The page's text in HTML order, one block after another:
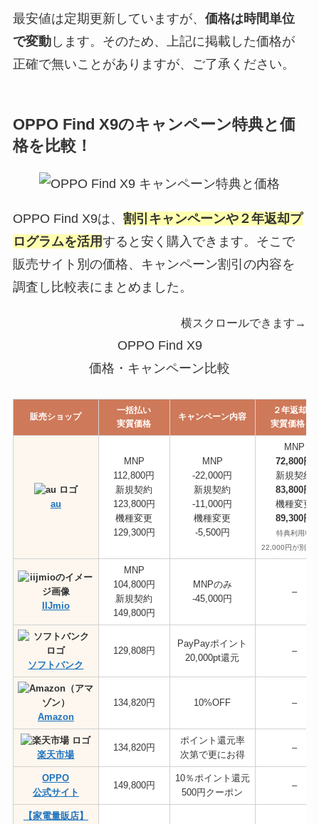
最安値は定期更新していますが、 価格は時間単位
で変動します。そのため、上記に掲載した価格が
正確で無いことがありますが、ご了承ください。
OPPO Find X9のキャンペーン特典と価
格を比較！
OPPO Find X9は、 割引キャンペーンや２年返却プ
ログラムを活用すると安く購入できます。そこで
販売サイト別の価格、キャンペーン割引の内容を
調査し比較表にまとめました。
横スクロールできます→
OPPO Find X9
価格・キャンペーン比較
販売ショップ
一括払い
実質価格
キャンペーン内容
２年返却時
実質価格
au
MNP
112,800円
新規契約
123,800円
機種変更
129,300円
MNP
-22,000円
新規契約
-11,000円
機種変更
-5,500円
MNP
72,800円
新規契約
83,800円
機種変更
89,300円
特典利用料
22,000円が別途
IIJmio
MNP
104,800円
新規契約
149,800円
MNPのみ
-45,000円
–
ソフトバンク
129,808円
PayPayポイント
20,000pt還元
–
Amazon
134,820円 10%OFF –
楽天市場
134,820円
ポイント還元率
次第で更にお得
–
OPPO
公式サイト
149,800円
10％ポイント還元
500円クーポン
–
【家電量販店】